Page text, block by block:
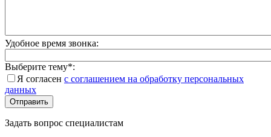
Удобное время звонка:
Выберите тему*:
Я согласен с соглашением на обработку персональных
данных
Задать вопрос специалистам